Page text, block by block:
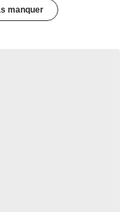
manquer